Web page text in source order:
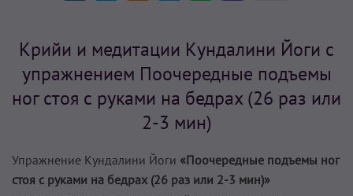
Крийи и медитации Кундалини Йоги с
упражнением Поочередные подъемы
ног стоя с руками на бедрах (26 раз или
2-3 мин)
Упражнение Кундалини Йоги «Поочередные подъемы ног
стоя с руками на бедрах (26 раз или 2-3 мин)»